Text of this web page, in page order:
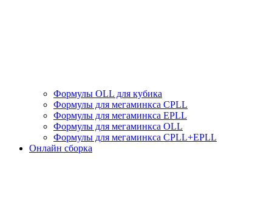
Формулы OLL для кубика
Формулы для мегаминкса СPLL
Формулы для мегаминкса EPLL
Формулы для мегаминкса OLL
Формулы для мегаминкса CPLL+EPLL
Онлайн сборка